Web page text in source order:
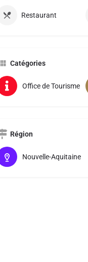
Restaurant
Catégories
Office de Tourisme
Région
Nouvelle-Aquitaine